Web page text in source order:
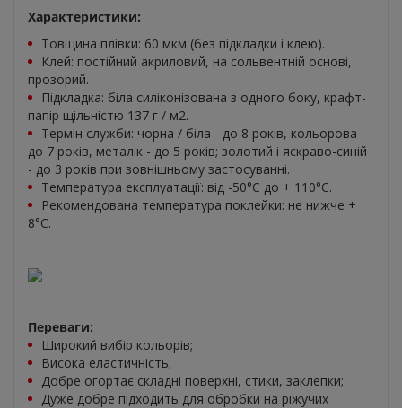
Характеристики:
Товщина плівки: 60 мкм (без підкладки і клею).
Клей: постійний акриловий, на сольвентній основі,
прозорий.
Підкладка: біла силіконізована з одного боку, крафт-
папір щільністю 137 г / м2.
Термін служби: чорна / біла - до 8 років, кольорова -
до 7 років, металік - до 5 років; золотий і яскраво-синій
- до 3 років при зовнішньому застосуванні.
Температура експлуатації: від -50°C до + 110°C.
Рекомендована температура поклейки: не нижче +
8°C.
Переваги:
Широкий вибір кольорів;
Висока еластичність;
Добре огортає складні поверхні, стики, заклепки;
Дуже добре підходить для обробки на ріжучих